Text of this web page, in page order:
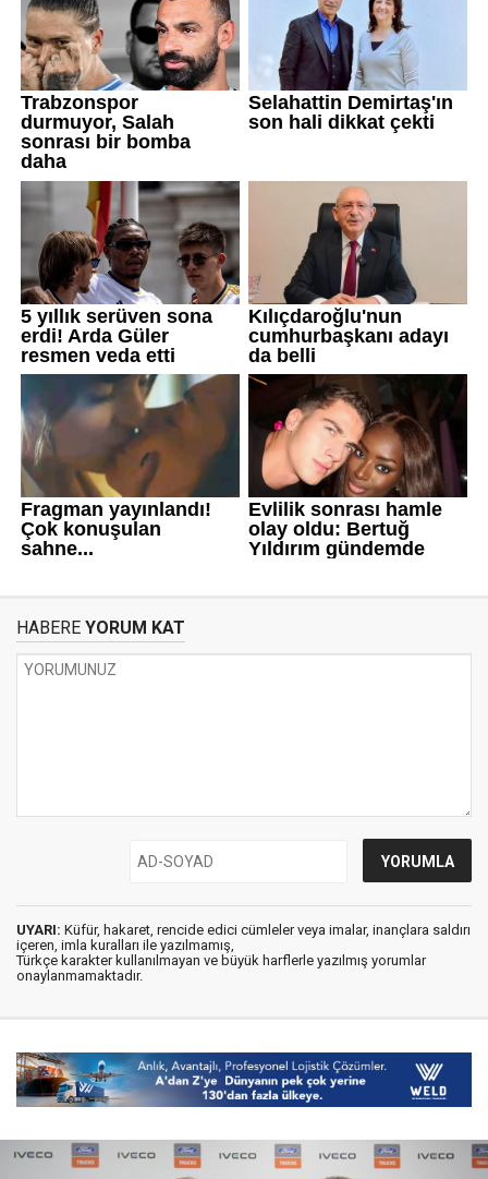
HABERE YORUM KAT
UYARI: Küfür, hakaret, rencide edici cümleler veya imalar, inançlara saldırı
içeren, imla kuralları ile yazılmamış,
Türkçe karakter kullanılmayan ve büyük harflerle yazılmış yorumlar
onaylanmamaktadır.